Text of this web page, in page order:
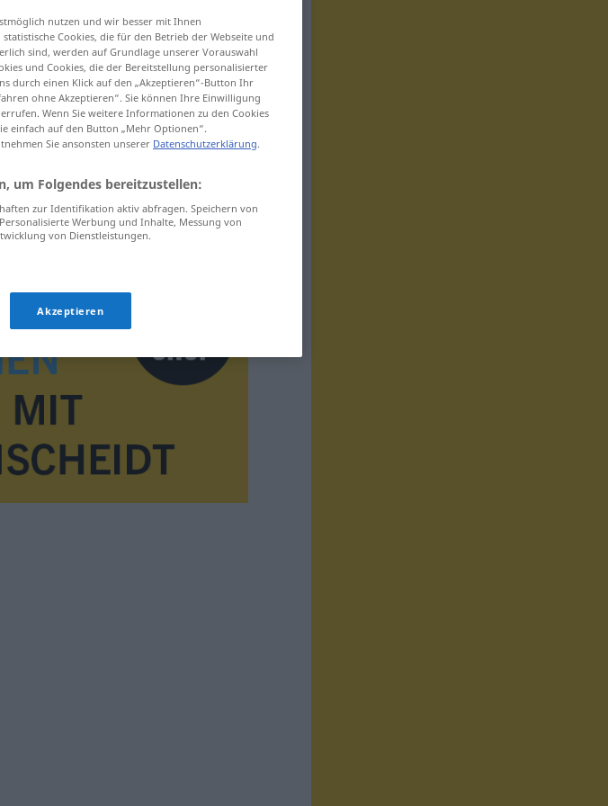
nutzen und wir besser mit Ihnen
Cookies, die für den Betrieb der Webseite und
sind, werden auf Grundlage unserer Vorauswahl
und Cookies, die der Bereitstellung personalisierter
durch einen Klick auf den „Akzeptieren“-Button Ihr
ohne Akzeptieren“. Sie können Ihre Einwilligung
Wenn Sie weitere Informationen zu den Cookies
einfach auf den Button „Mehr Optionen“.
Sie ansonsten unserer Datenschutzerklärung.
um Folgendes bereitzustellen:
zur Identifikation aktiv abfragen. Speichern von
Werbung und Inhalte, Messung von
von Dienstleistungen.
Akzeptieren